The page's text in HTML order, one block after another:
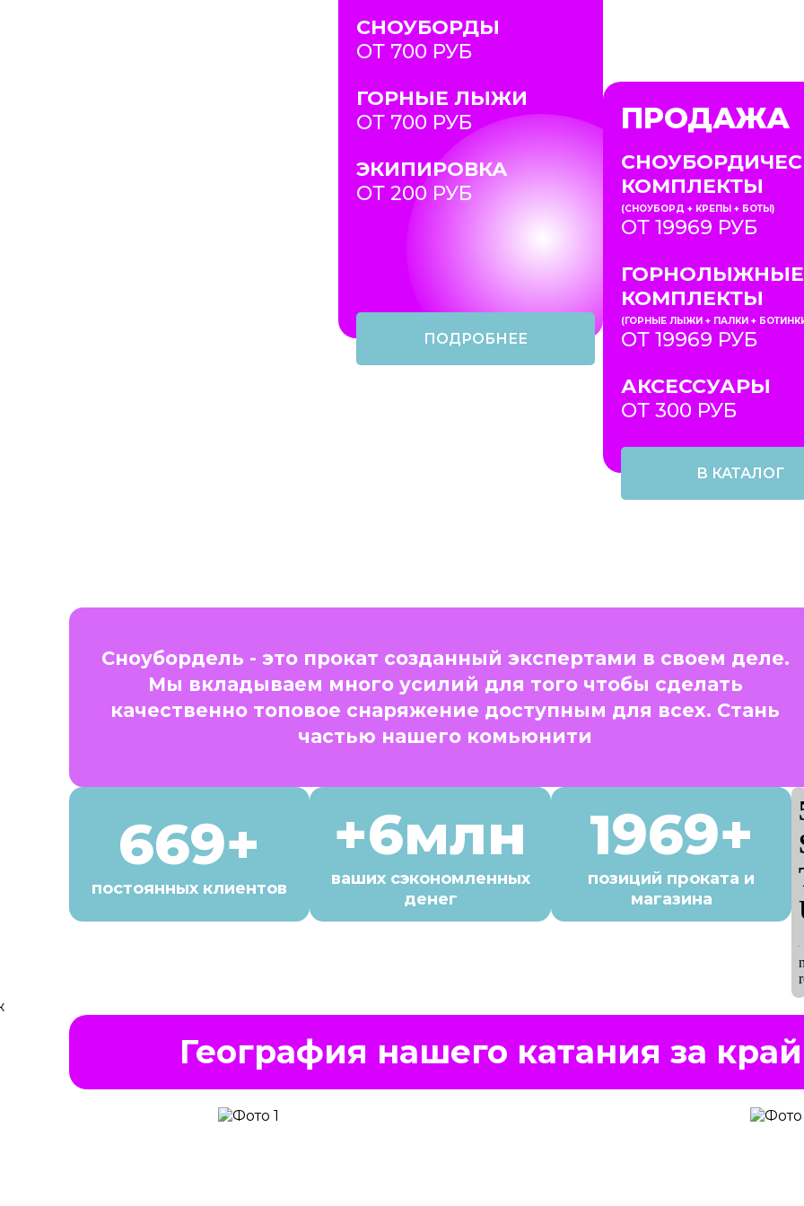
СНОУБОРДЫ
ОТ 700 РУБ
ГОРНЫЕ ЛЫЖИ
ОТ 700 РУБ
ЭКИПИРОВКА
ОТ 200 РУБ
ПОДРОБНЕЕ
ПРОДАЖА
КОМПЛЕКТЫ
(СНОУБОРД + КРЕПЫ + БОТЫ)
ОТ 19969 РУБ
ГОРНОЛЫЖНЫЕ
КОМПЛЕКТЫ
(ГОРНЫЕ ЛЫЖИ + ПАЛКИ +
ОТ 19969 РУБ
АКСЕССУАРЫ
ОТ 300 РУБ
В КАТАЛОГ
Сноубордель - это прокат созданный экспертами в своем деле.
Мы вкладываем много усилий для того чтобы сделать
качественно топовое снаряжение доступным для всех. Стань
частью нашего комьюнити
669+
постоянных клиентов
+6млн
ваших сэкономленных
денег
1969+
позиций проката и
магазина
География нашего катания за